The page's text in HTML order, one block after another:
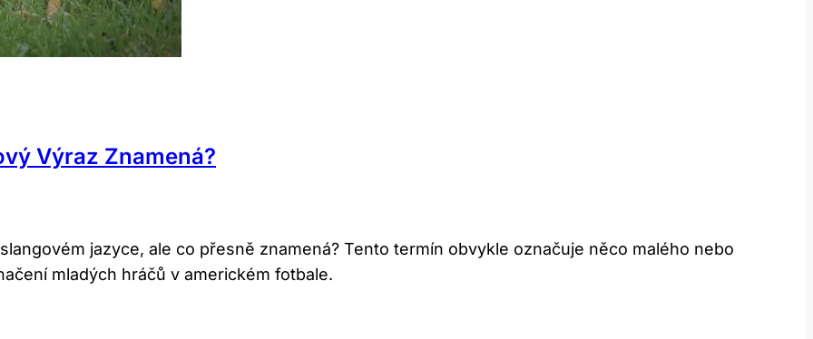
Výraz Znamená?
jazyce, ale co přesně znamená? Tento termín obvykle označuje něco malého nebo
mladých hráčů v americkém fotbale.